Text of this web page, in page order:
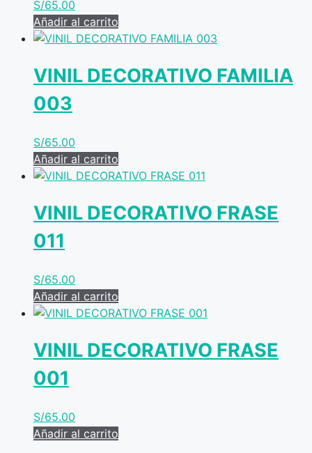
S/65.00
Añadir al carrito
VINIL DECORATIVO FAMILIA
003
S/65.00
Añadir al carrito
VINIL DECORATIVO FRASE
011
S/65.00
Añadir al carrito
VINIL DECORATIVO FRASE
001
S/65.00
Añadir al carrito